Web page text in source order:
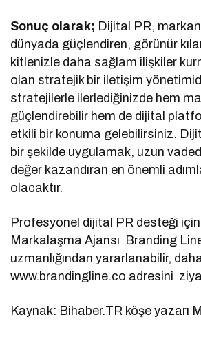
Sonuç olarak; Dijital PR,
dünyada güçlendiren, görünür
kitlenizle daha sağlam ilişkiler
olan stratejik bir iletişim
stratejilerle ilerlediğinizde hem
güçlendirebilir hem de dijital
etkili bir konuma gelebilirsiniz.
bir şekilde uygulamak, uzun
değer kazandıran en önemli
olacaktır.
Profesyonel dijital PR desteği
Markalaşma Ajansı Branding
uzmanlığından yararlanabilir,
www.brandingline.co adresini
Kaynak: Bihaber.TR köşe yazarı